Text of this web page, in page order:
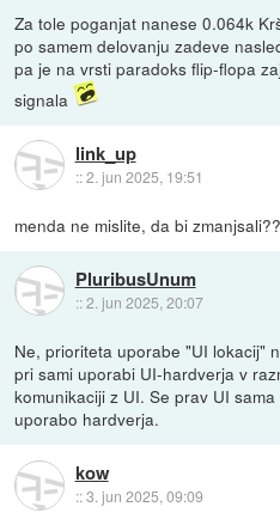
Za tole poganjat nanese 0.064k
po samem delovanju zadeve
pa je na vrsti paradoks flip-flopa
signala
link_up
::2. jun 2025, 19:51
menda ne mislite, da bi zmanjsali??
PluribusUnum
::2. jun 2025, 20:07
Ne, prioriteta uporabe "UI lokacij"
pri sami uporabi UI-hardverja v
komunikaciji z UI. Se prav UI
uporabo hardverja.
kow
::3. jun 2025, 09:09